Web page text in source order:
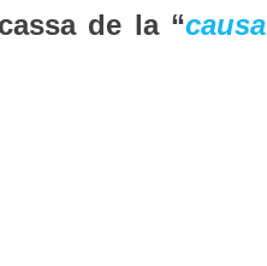
de la “causa